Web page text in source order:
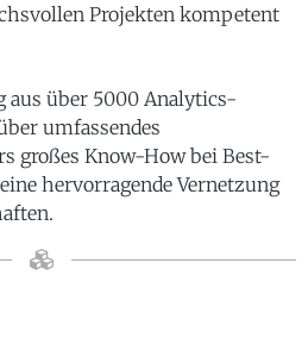
Projekten kompetent
aus über 5000 Analytics-
umfassendes
großes Know-How bei Best-
hervorragende Vernetzung